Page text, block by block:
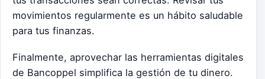
movimientos regularmente es un hábito saludable
para tus finanzas.
Finalmente, aprovechar las herramientas digitales
de Bancoppel simplifica la gestión de tu dinero.